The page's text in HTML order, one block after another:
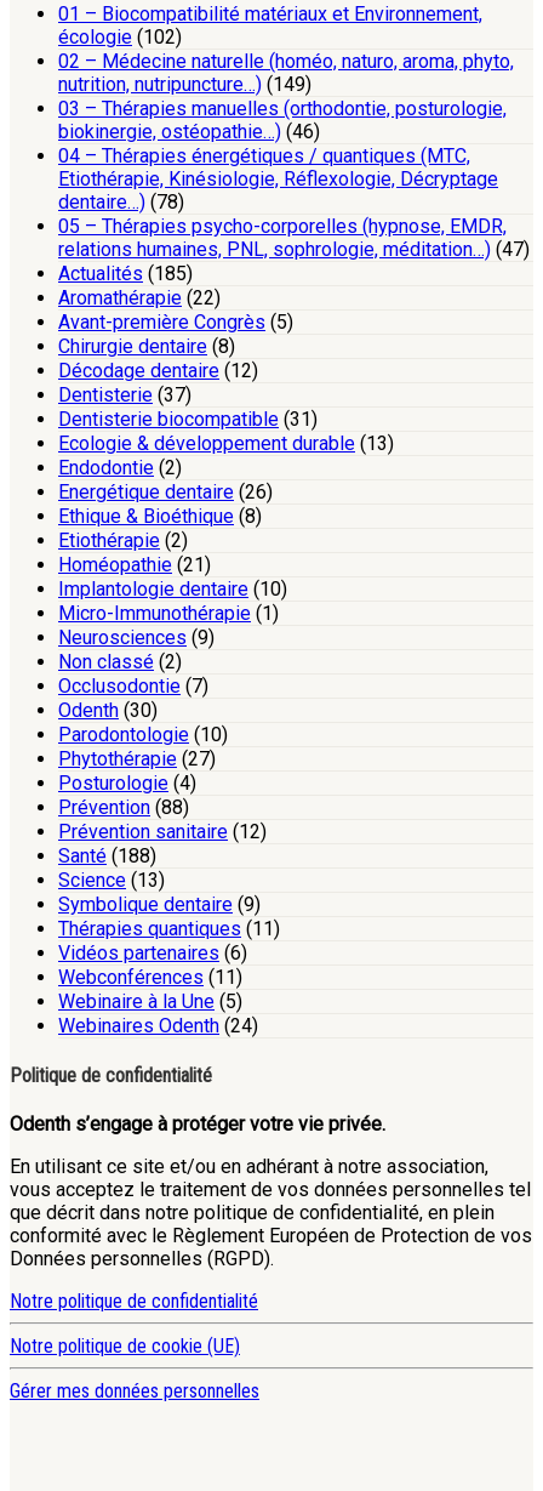
01 – Biocompatibilité matériaux et Environnement,
écologie (102)
02 – Médecine naturelle (homéo, naturo, aroma, phyto,
nutrition, nutripuncture…) (149)
03 – Thérapies manuelles (orthodontie, posturologie,
biokinergie, ostéopathie…) (46)
04 – Thérapies énergétiques / quantiques (MTC,
Etiothérapie, Kinésiologie, Réflexologie, Décryptage
dentaire…) (78)
05 – Thérapies psycho-corporelles (hypnose, EMDR,
relations humaines, PNL, sophrologie, méditation…) (47)
Actualités (185)
Aromathérapie (22)
Avant-première Congrès (5)
Chirurgie dentaire (8)
Décodage dentaire (12)
Dentisterie (37)
Dentisterie biocompatible (31)
Ecologie & développement durable (13)
Endodontie (2)
Energétique dentaire (26)
Ethique & Bioéthique (8)
Etiothérapie (2)
Homéopathie (21)
Implantologie dentaire (10)
Micro-Immunothérapie (1)
Neurosciences (9)
Non classé (2)
Occlusodontie (7)
Odenth (30)
Parodontologie (10)
Phytothérapie (27)
Posturologie (4)
Prévention (88)
Prévention sanitaire (12)
Santé (188)
Science (13)
Symbolique dentaire (9)
Thérapies quantiques (11)
Vidéos partenaires (6)
Webconférences (11)
Webinaire à la Une (5)
Webinaires Odenth (24)
Politique de confidentialité
Odenth s’engage à protéger votre vie privée.
En utilisant ce site et/ou en adhérant à notre association,
vous acceptez le traitement de vos données personnelles tel
que décrit dans notre politique de confidentialité, en plein
conformité avec le Règlement Européen de Protection de vos
Données personnelles (RGPD).
Notre politique de confidentialité
Notre politique de cookie (UE)
Gérer mes données personnelles